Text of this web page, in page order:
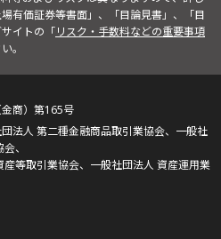
有価証券等書面」、「目論見書」、「目
イトの「リスク・手数料などの重要事項
。
商）第165号
法人 第二種金融商品取引業協会、一般社
、
等取引業協会、一般社団法人 資産運用業